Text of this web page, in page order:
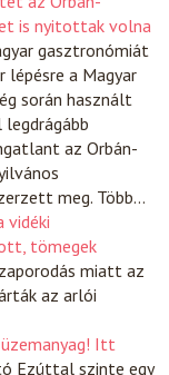
is nyitottak volna
gasztronómiát
a Magyar
során használt
legdrágább
az Orbán-
meg. Több…
vidéki
tömegek
miatt az
az arlói
Itt
Ezúttal szinte egy